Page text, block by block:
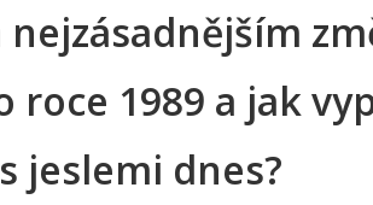
nejzásadnějším
roce 1989 a jak
jeslemi dnes?